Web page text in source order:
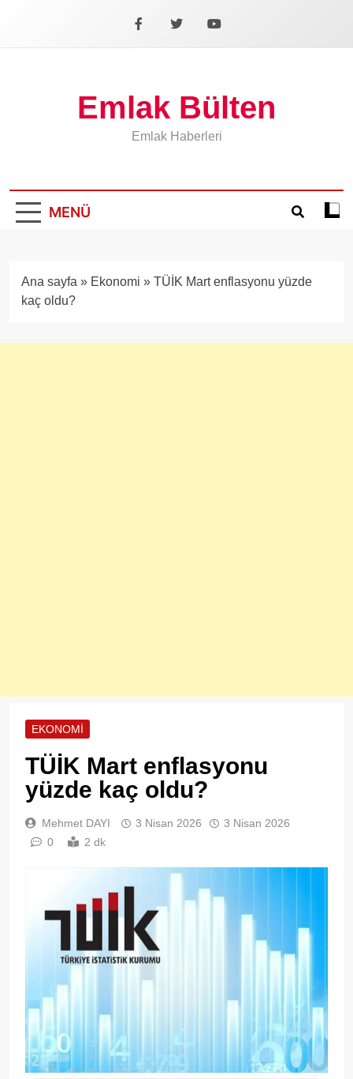
Facebook
X YouTube
Emlak Bülten
Emlak Haberleri
MENÜ
Koyu
Ana sayfa » Ekonomi » TÜİK Mart enflasyonu yüzde
kaç oldu?
EKONOMI
TÜİK Mart enflasyonu
yüzde kaç oldu?
Mehmet DAYI 3 Nisan 2026
3 Nisan 2026
0
2 dk